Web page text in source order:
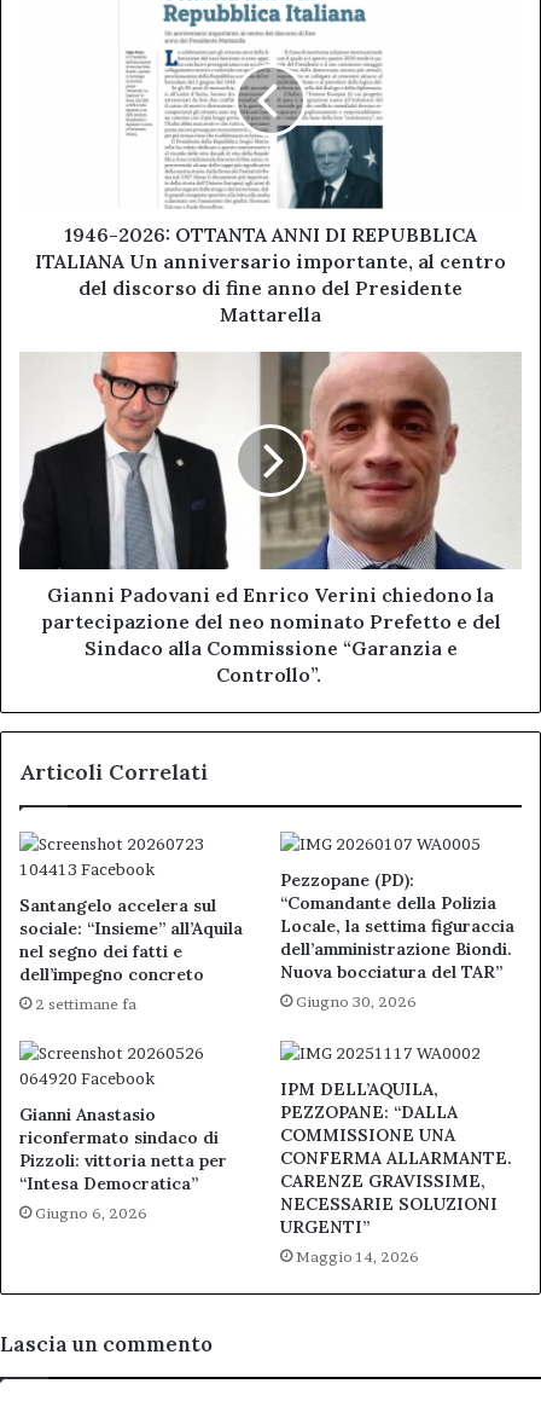
centro
fine
Presidente
Mattarella
1946-2026: OTTANTA ANNI DI REPUBBLICA
ITALIANA Un anniversario importante, al centro
del discorso di fine anno del Presidente
Mattarella
Enrico
Verini
chiedono
la
partecipazione
del
nominato
Sindaco
Commissione
Controllo”.
Gianni Padovani ed Enrico Verini chiedono la
partecipazione del neo nominato Prefetto e del
Sindaco alla Commissione “Garanzia e
Controllo”.
Articoli Correlati
Santangelo accelera sul
sociale: “Insieme” all’Aquila
nel segno dei fatti e
dell’impegno concreto
2 settimane fa
Pezzopane (PD):
“Comandante della Polizia
Locale, la settima figuraccia
dell’amministrazione Biondi.
Nuova bocciatura del TAR”
Giugno 30, 2026
Gianni Anastasio
riconfermato sindaco di
Pizzoli: vittoria netta per
“Intesa Democratica”
Giugno 6, 2026
IPM DELL’AQUILA,
PEZZOPANE: “DALLA
COMMISSIONE UNA
CONFERMA ALLARMANTE.
CARENZE GRAVISSIME,
NECESSARIE SOLUZIONI
URGENTI”
Maggio 14, 2026
Lascia un commento